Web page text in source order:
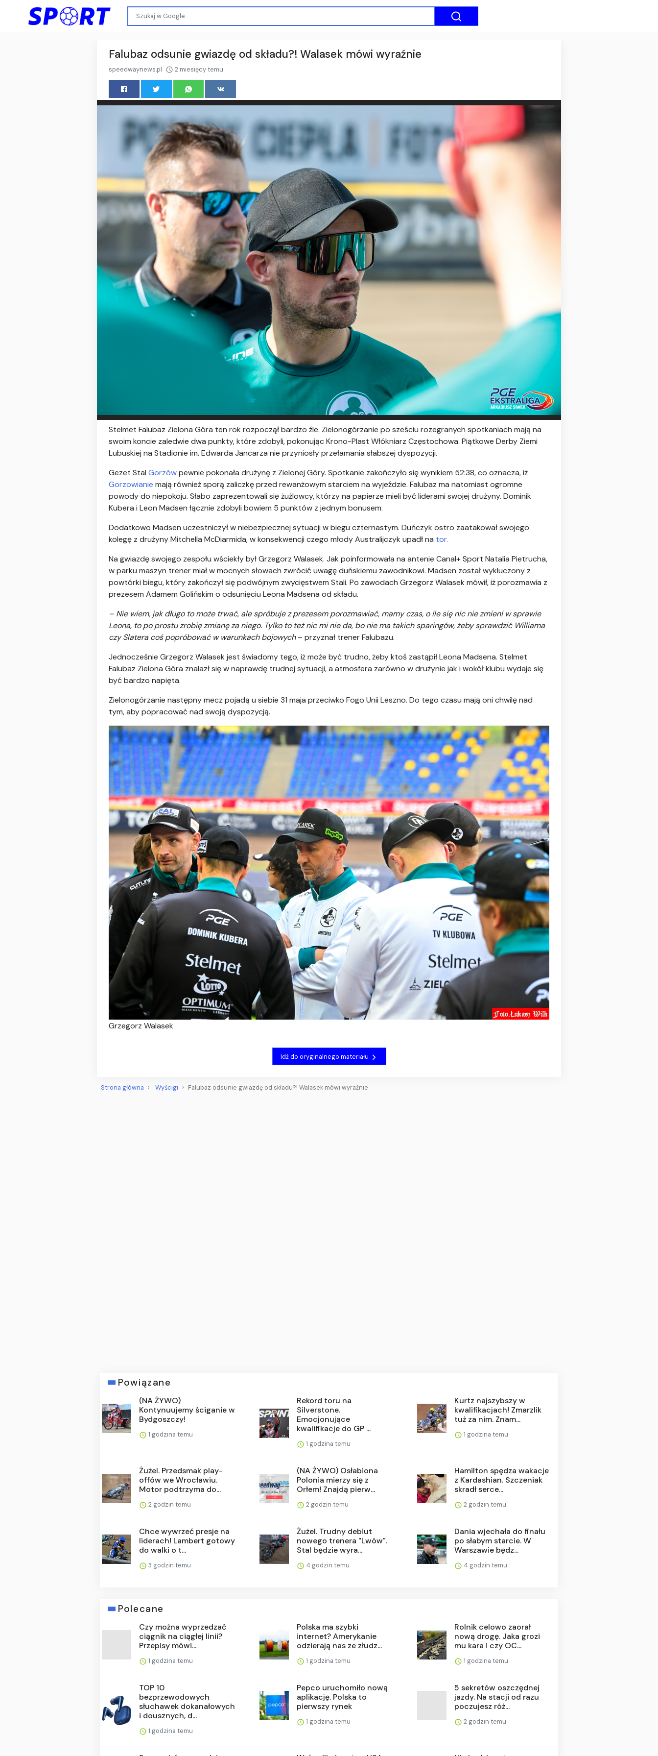
Falubaz odsunie gwiazdę od składu?! Walasek mówi wyraźnie
speedwaynews.pl 2 miesięcy temu
Stelmet Falubaz Zielona Góra ten rok rozpoczął bardzo źle. Zielonogórzanie po sześciu rozegranych spotkaniach mają na
swoim koncie zaledwie dwa punkty, które zdobyli, pokonując Krono-Plast Włókniarz Częstochowa. Piątkowe Derby Ziemi
Lubuskiej na Stadionie im. Edwarda Jancarza nie przyniosły przełamania słabszej dyspozycji.
Gezet Stal Gorzówpewnie pokonała drużynę z Zielonej Góry. Spotkanie zakończyło się wynikiem 52:38, co oznacza, iż
Gorzowianie mają również sporą zaliczkę przed rewanżowym starciem na wyjeździe. Falubaz ma natomiast ogromne
powody do niepokoju. Słabo zaprezentowali się żużlowcy, którzy na papierze mieli być liderami swojej drużyny. Dominik
Kubera i Leon Madsen łącznie zdobyli bowiem 5 punktów z jednym bonusem.
Dodatkowo Madsen uczestniczył w niebezpiecznej sytuacji w biegu czternastym. Duńczyk ostro zaatakował swojego
kolegę z drużyny Mitchella McDiarmida, w konsekwencji czego młody Australijczyk upadł na tor.
Na gwiazdę swojego zespołu wściekły był Grzegorz Walasek. Jak poinformowała na antenie Canal+ Sport Natalia Pietrucha,
w parku maszyn trener miał w mocnych słowach zwrócić uwagę duńskiemu zawodnikowi. Madsen został wykluczony z
powtórki biegu, który zakończył się podwójnym zwycięstwem Stali. Po zawodach Grzegorz Walasek mówił, iż porozmawia z
prezesem Adamem Golińskim o odsunięciu Leona Madsena od składu.
– Nie wiem, jak długo to może trwać, ale spróbuje z prezesem porozmawiać, mamy czas, o ile się nic nie zmieni w sprawie
Leona, to po prostu zrobię zmianę za niego. Tylko to też nic mi nie da, bo nie ma takich sparingów, żeby sprawdzić Williama
czy Slatera coś popróbować w warunkach bojowych– przyznał trener Falubazu.
Jednocześnie Grzegorz Walasek jest świadomy tego, iż może być trudno, żeby ktoś zastąpił Leona Madsena. Stelmet
Falubaz Zielona Góra znalazł się w naprawdę trudnej sytuacji, a atmosfera zarówno w drużynie jak i wokół klubu wydaje się
być bardzo napięta.
Zielonogórzanie następny mecz pojadą u siebie 31 maja przeciwko Fogo Unii Leszno. Do tego czasu mają oni chwilę nad
tym, aby popracować nad swoją dyspozycją.
Grzegorz Walasek
Idź do oryginalnego materiału
Strona główna Wyścigi Falubaz odsunie gwiazdę od składu?! Walasek mówi wyraźnie
Powiązane
(NA ŻYWO)
Kontynuujemy ściganie w
Bydgoszczy!
1 godzina temu
Rekord toru na
Silverstone.
Emocjonujące
kwalifikacje do GP ...
1 godzina temu
Kurtz najszybszy w
kwalifikacjach! Zmarzlik
tuż za nim. Znam...
1 godzina temu
Żużel. Przedsmak play-
offów we Wrocławiu.
Motor podtrzyma do...
2 godzin temu
(NA ŻYWO) Osłabiona
Polonia mierzy się z
Orłem! Znajdą pierw...
2 godzin temu
Hamilton spędza wakacje
z Kardashian. Szczeniak
skradł serce...
2 godzin temu
Chce wywrzeć presje na
liderach! Lambert gotowy
do walki o t...
3 godzin temu
Żużel. Trudny debiut
nowego trenera "Lwów".
Stal będzie wyra...
4 godzin temu
Dania wjechała do finału
po słabym starcie. W
Warszawie będz...
4 godzin temu
Polecane
Czy można wyprzedzać
ciągnik na ciągłej linii?
Przepisy mówi...
1 godzina temu
Polska ma szybki
internet? Amerykanie
odzierają nas ze złudz...
1 godzina temu
Rolnik celowo zaorał
nową drogę. Jaka grozi
mu kara i czy OC...
1 godzina temu
TOP 10
bezprzewodowych
słuchawek dokanałowych
i dousznych, d...
1 godzina temu
Pepco uruchomiło nową
aplikację. Polska to
pierwszy rynek
1 godzina temu
5 sekretów oszczędnej
jazdy. Na stacji od razu
poczujesz róż...
2 godzin temu